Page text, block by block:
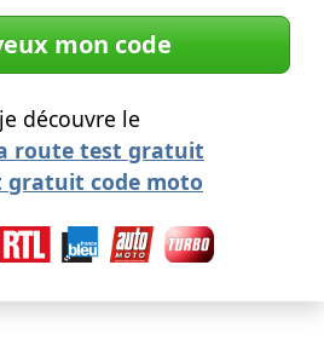
mon code
découvre le
route test gratuit
gratuit code moto